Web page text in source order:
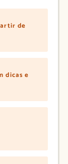
de
dicas e